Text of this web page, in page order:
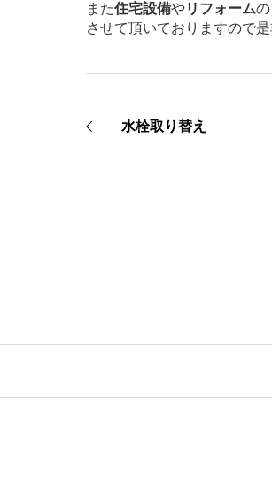
また住宅設備やリフォームの
させて頂いておりますので
水栓取り替え